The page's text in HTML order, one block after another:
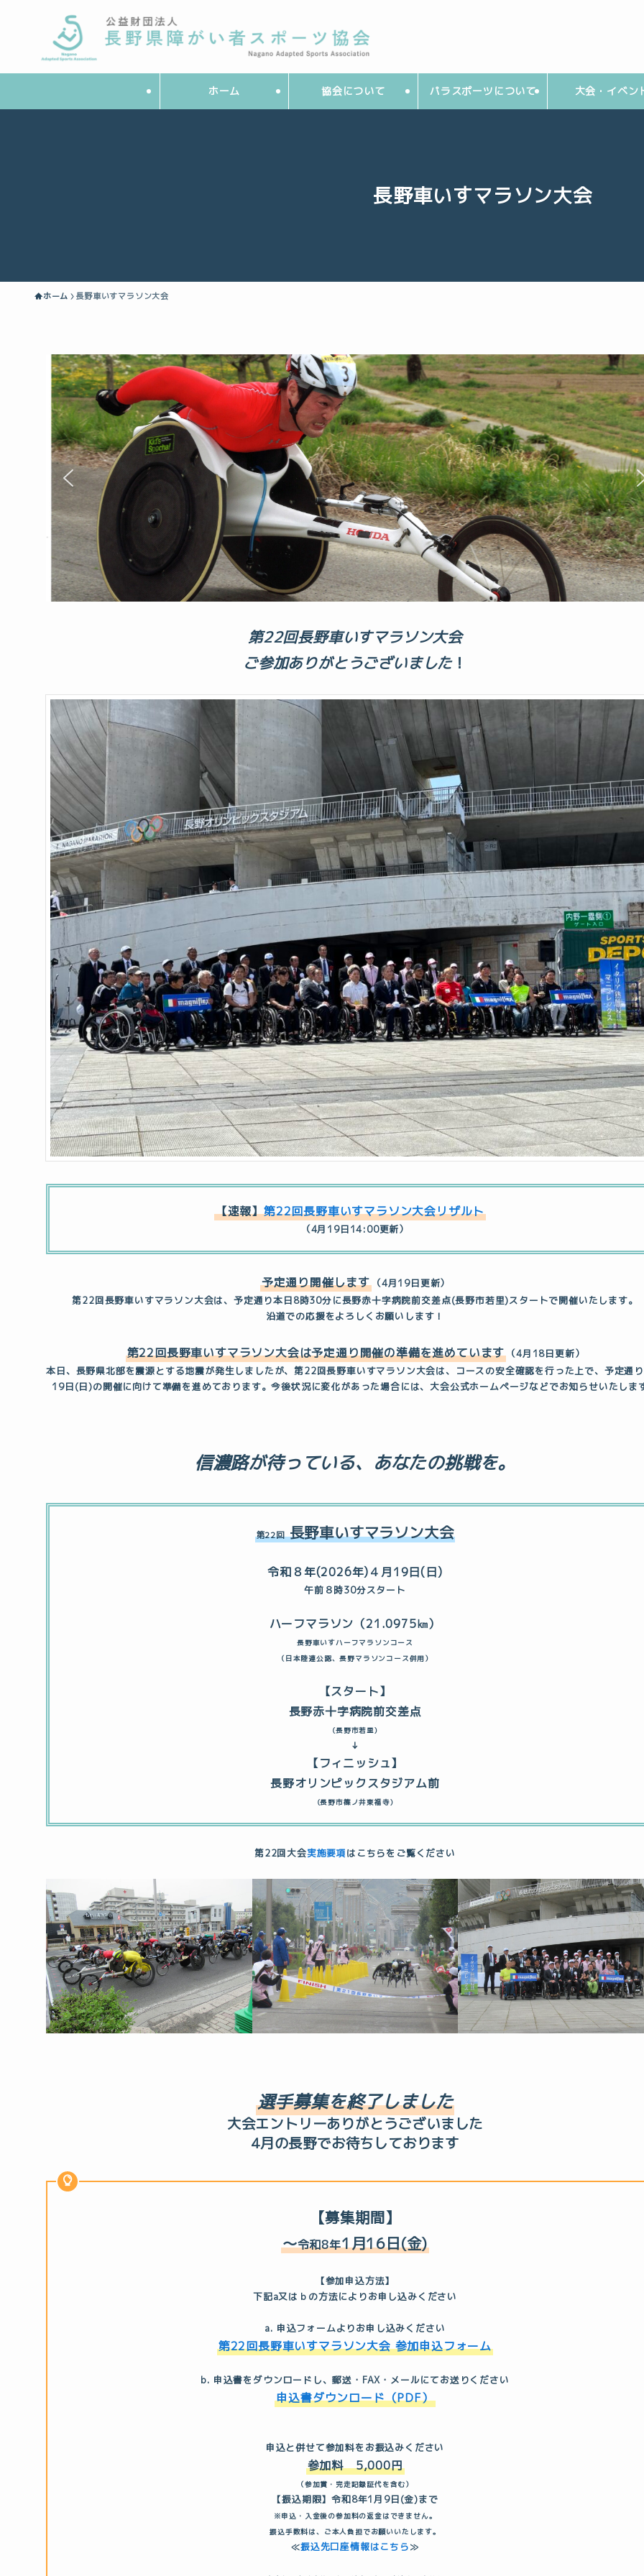
ホーム 協会について パラスポーツについて 大会・イベン
長野車いすマラソン大会
ホーム 長野車いすマラソン大会
第22回長野車いすマラソン大会
ご参加ありがとうございました！
【速報】第22回長野車いすマラソン大会リザルト
（4月19日14:00更新）
予定通り開催します （4月19日更新）
第22回長野車いすマラソン大会は、予定通り本日8時30分に長野赤十字病院前交差点(長野市若里)スタートで開催いたします。
沿道での応援をよろしくお願いします！
第22回長野車いすマラソン大会は予定通り開催の準備を進めています （4月18日更新）
本日、長野県北部を震源とする地震が発生しましたが、第22回長野車いすマラソン大会は、コースの安全確認を行った上で、予定通
19日(日)の開催に向けて準備を進めております。今後状況に変化があった場合には、大会公式ホームページなどでお知らせいたしま
信濃路が待っている、 あなたの挑戦を。
第22回 長野車いすマラソン大会
令和８年(2026年)４月19日(日)
午前８時30分スタート
ハーフマラソン（21.0975㎞）
長野車いすハーフマラソンコース
（日本陸連公認、長野マラソンコース併用）
【スタート】
長野赤十字病院前交差点
(長野市若里)
↓
【フィニッシュ】
長野オリンピックスタジアム前
(長野市篠ノ井東福寺)
第22回大会実施要項はこちらをご覧ください
選手募集を終了しました
大会エントリーありがとうございました
4月の長野でお待ちしております
【募集期間】
～令和8年1月16日(金)
【参加申込方法】
下記a又は ｂ の方法によりお申し込みください
a. 申込フォームよりお申し込みください
第22回長野車いすマラソン大会 参加申込フォーム
b. 申込書をダウンロードし、郵送・FAX・メールにてお送りください
申込書ダウンロード（PDF）
申込と併せて参加料をお振込みください
参加料 5,000円
（参加賞・完走記録証代を含む）
【振込期限】令和8年1月9日(金)まで
※申込・入金後の参加料の返金はできません。
振込手数料は、ご本人負担でお願いいたします。
≪振込先口座情報はこちら≫